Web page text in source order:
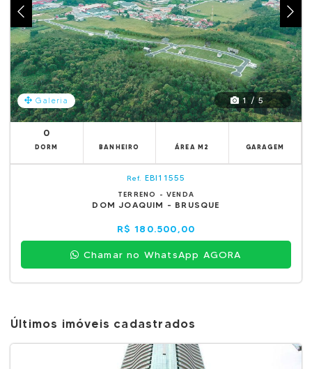
Galeria 1 / 5
0
DORM BANHEIRO ÁREA M2 GARAGEM
Ref. EBI11555
TERRENO - VENDA
DOM JOAQUIM - BRUSQUE
R$ 180.500,00
Chamar no WhatsApp AGORA
Últimos imóveis cadastrados